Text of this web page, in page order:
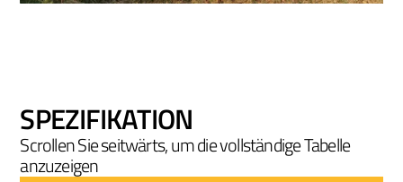
SPEZIFIKATION
Scrollen Sie seitwärts, um die vollständige Tabelle
anzuzeigen